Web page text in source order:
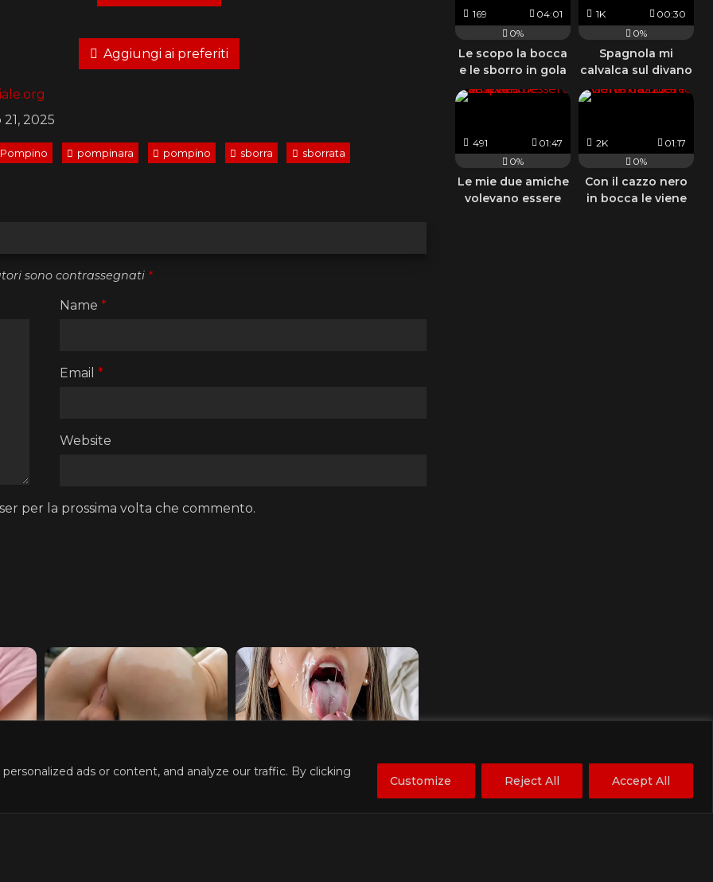
ads or content, and analyze our traffic. By clicking
Customize Reject All Accept All
Aggiungi ai preferiti
2025
Pompino pompinara pompino sborra sborrata
sono contrassegnati *
Name*
Email*
Website
per la prossima volta che commento.
Turn Your Fantasies into
Explore various AI
169
04:01
0%
Le scopo la bocca
e le sborro in gola
1K
00:30
0%
Spagnola mi
calvalca sul divano
491
01:47
0%
Le mie due amiche
volevano essere
2K
01:17
0%
Con il cazzo nero
in bocca le viene